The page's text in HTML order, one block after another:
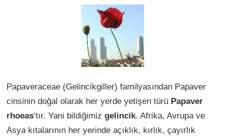
Papaveraceae (Gelincikgiller) familyasından Papaver
cinsinin doğal olarak her yerde yetişen türü Papaver
rhoeas‘tır. Yani bildiğimiz gelincik. Afrika, Avrupa ve
Asya kıtalarının her yerinde açıklık, kırlık, çayırlık